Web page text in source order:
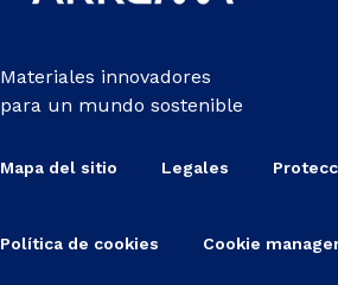
Materiales innovadores
para un mundo sostenible
Mapa del sitio Legales
Política de cookies Cookie